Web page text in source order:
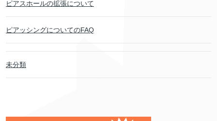
ピアスホールの拡張について
ピアッシングについてのFAQ
未分類